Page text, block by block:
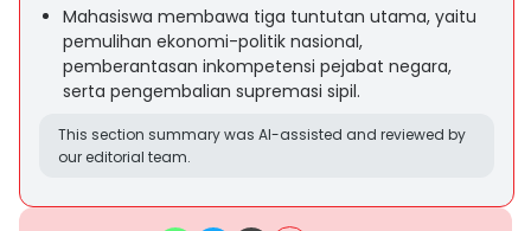
Mahasiswa membawa tiga tuntutan utama, yaitu
pemulihan ekonomi-politik nasional,
pemberantasan inkompetensi pejabat negara,
serta pengembalian supremasi sipil.
This section summary was AI-assisted and reviewed by
our editorial team.